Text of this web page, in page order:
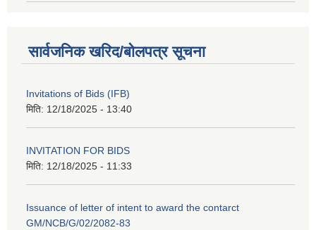
सार्वजनिक खरिद/बोलपत्र सूचना
Invitations of Bids (IFB)
मिति: 12/18/2025 - 13:40
INVITATION FOR BIDS
मिति: 12/18/2025 - 11:33
Issuance of letter of intent to award the contarct
GM/NCB/G/02/2082-83